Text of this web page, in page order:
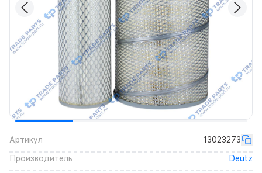
Артикул
13023273
Производитель
Deutz